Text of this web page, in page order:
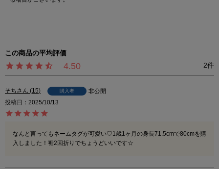
4.50 2
そち 15 購入者
非公開
投稿日
2025/10/13
なんと言ってもネームタグが可愛い♡1歳1ヶ月の身長71.5cmで80cmを購
入しました！裾2回折りでちょうどいいです☆